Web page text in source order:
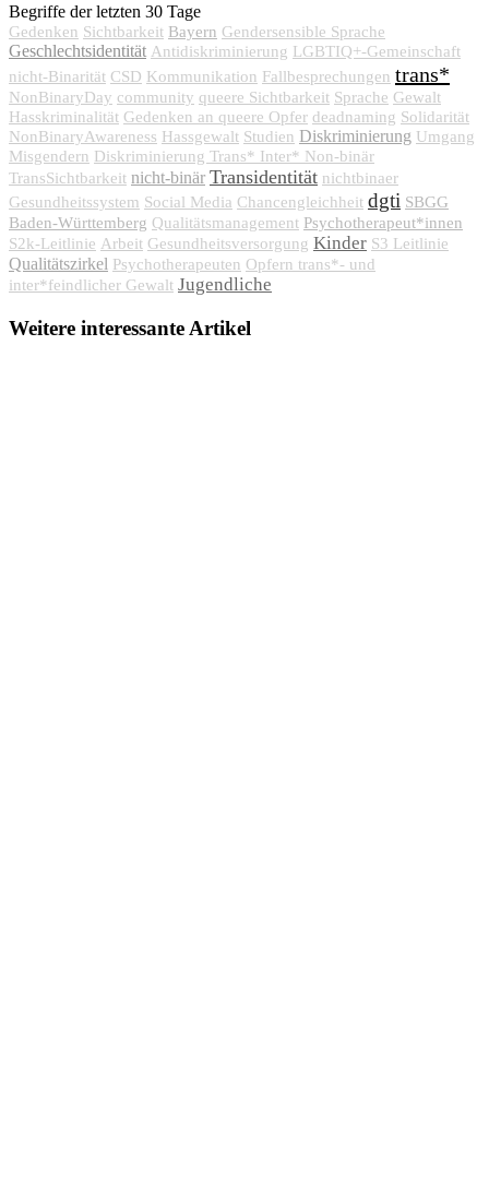
Begriffe der letzten 30 Tage
Gedenken Sichtbarkeit Bayern Gendersensible Sprache
Geschlechtsidentität Antidiskriminierung LGBTIQ+-Gemeinschaft
nicht-Binarität CSD Kommunikation Fallbesprechungen trans*
NonBinaryDay community queere Sichtbarkeit Sprache Gewalt
Hasskriminalität Gedenken an queere Opfer deadnaming Solidarität
NonBinaryAwareness Hassgewalt Studien Diskriminierung Umgang
Misgendern Diskriminierung Trans* Inter* Non-binär
TransSichtbarkeit nicht-binär Transidentität nichtbinaer
Gesundheitssystem Social Media Chancengleichheit dgti SBGG
Baden-Württemberg Qualitätsmanagement Psychotherapeut*innen
S2k-Leitlinie Arbeit Gesundheitsversorgung Kinder S3 Leitlinie
Qualitätszirkel Psychotherapeuten Opfern trans*- und
inter*feindlicher Gewalt Jugendliche
Weitere interessante Artikel